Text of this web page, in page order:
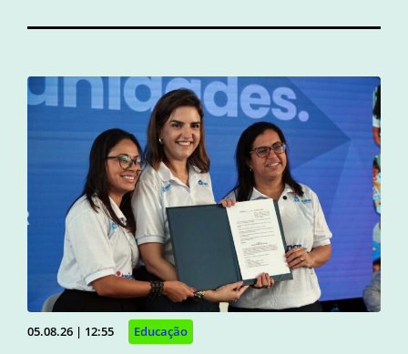
05.08.26 | 12:55 Educação